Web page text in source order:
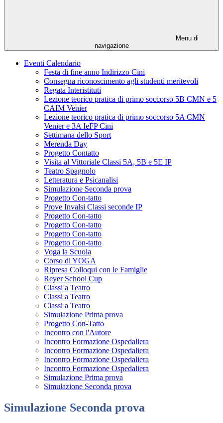
Menu di
navigazione
Eventi Calendario
Festa di fine anno Indirizzo Cini
Consegna riconoscimento agli studenti meritevoli
Regata Interistituti
Lezione teorico pratica di primo soccorso 5B CMN e 5
CAIM Venier
Lezione teorico pratica di primo soccorso 5A CMN
Venier e 3A IeFP Cini
Settimana dello Sport
Merenda Day
Progetto Contatto
Visita al Vittoriale Classi 5A, 5B e 5E IP
Teatro Spagnolo
Letteratura e Psicanalisi
Simulazione Seconda prova
Progetto Con-tatto
Prove Invalsi Classi seconde IP
Progetto Con-tatto
Progetto Con-tatto
Progetto Con-tatto
Progetto Con-tatto
Voga la Scuola
Corso di YOGA
Ripresa Colloqui con le Famiglie
Reyer School Cup
Classi a Teatro
Classi a Teatro
Classi a Teatro
Simulazione Prima prova
Progetto Con-Tatto
Incontro con l'Autore
Incontro Formazione Ospedaliera
Incontro Formazione Ospedaliera
Incontro Formazione Ospedaliera
Incontro Formazione Ospedaliera
Simulazione Prima prova
Simulazione Seconda prova
Simulazione Seconda prova